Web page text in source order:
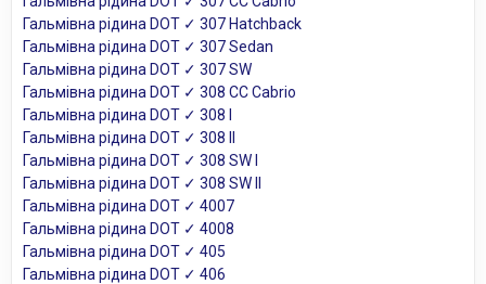
Гальмівна рідина DOT ✓ 307 Hatchback
Гальмівна рідина DOT ✓ 307 Sedan
Гальмівна рідина DOT ✓ 307 SW
Гальмівна рідина DOT ✓ 308 CC Cabrio
Гальмівна рідина DOT ✓ 308 I
Гальмівна рідина DOT ✓ 308 II
Гальмівна рідина DOT ✓ 308 SW I
Гальмівна рідина DOT ✓ 308 SW II
Гальмівна рідина DOT ✓ 4007
Гальмівна рідина DOT ✓ 4008
Гальмівна рідина DOT ✓ 405
Гальмівна рідина DOT ✓ 406